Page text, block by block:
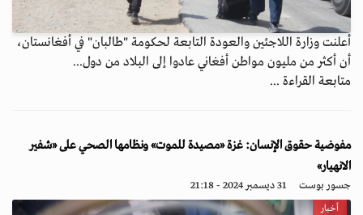
أعلنت وزارة اللاجئين والعودة التابعة لحكومة "طالبان" في أفغانستان،
أن أكثر من مليون مواطن أفغاني عادوا إلى البلاد من دول...
متابعة القراءة ...
مفوضية حقوق الإنسان: غزة «مصيدة للموت» ونظامها الصحي على «شفير
الانهيار»
جسور بوست 31 ديسمبر 2024 - 21:18
أخبار